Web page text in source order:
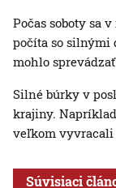
Počas soboty sa
počíta so silnými
mohlo
Silné búrky v
krajiny.
veľkom vyvracali
Súvisiaci